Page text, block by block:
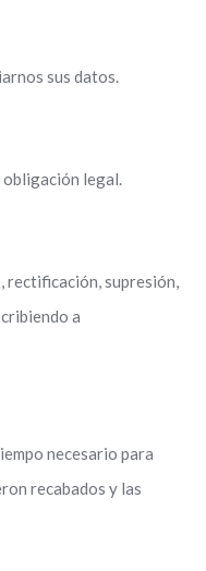
sus datos.
obligación legal.
rectificación, supresión,
a
necesario para
recabados y las